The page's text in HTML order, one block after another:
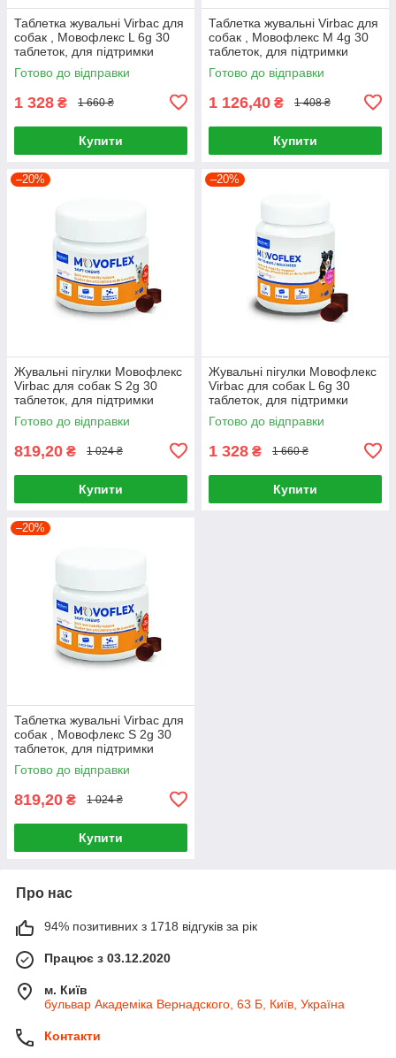
Таблетка жувальні Virbac для
собак , Мовофлекс L 6g 30
таблеток, для підтримки
здоров’я суглобів та
відновлення активності руху
Готово до відправки
1 328 ₴ 1 660 ₴
Купити
Таблетка жувальні Virbac для
собак , Мовофлекс M 4g 30
таблеток, для підтримки
здоров’я суглобів та
відновлення активності руху
Готово до відправки
1 126,40 ₴ 1 408 ₴
Купити
–20%
Жувальні пігулки Мовофлекс
Virbac для собак S 2g 30
таблеток, для підтримки
суглобів та відновлення
активної рухливості у собак
Готово до відправки
819,20 ₴ 1 024 ₴
Купити
–20%
Жувальні пігулки Мовофлекс
Virbac для собак L 6g 30
таблеток, для підтримки
суглобів та відновлення
активної рухливості у собак
Готово до відправки
1 328 ₴ 1 660 ₴
Купити
–20%
Таблетка жувальні Virbac для
собак , Мовофлекс S 2g 30
таблеток, для підтримки
здоров’я суглобів та
відновлення активності руху
Готово до відправки
819,20 ₴ 1 024 ₴
Купити
Про нас
94% позитивних з 1718 відгуків за рік
Працює з 03.12.2020
м. Київ
бульвар Академіка Вернадского, 63 Б, Київ, Україна
Контакти